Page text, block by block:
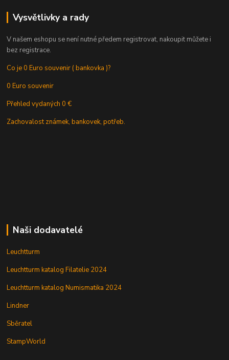
Vysvětlivky a rady
V našem eshopu se není nutné předem registrovat, nakoupit můžete i
bez registrace.
Co je 0 Euro souvenir ( bankovka )?
0 Euro souvenir
Přehled vydaných 0 €
Zachovalost známek, bankovek, potřeb.
Naši dodavatelé
Leuchtturm
Leuchtturm katalog Filatelie 2024
Leuchtturm katalog Numismatika 2024
Lindner
Sběratel
StampWorld